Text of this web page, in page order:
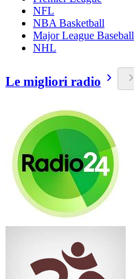
NFL
NBA Basketball
Major League Baseball
NHL
Le migliori radio